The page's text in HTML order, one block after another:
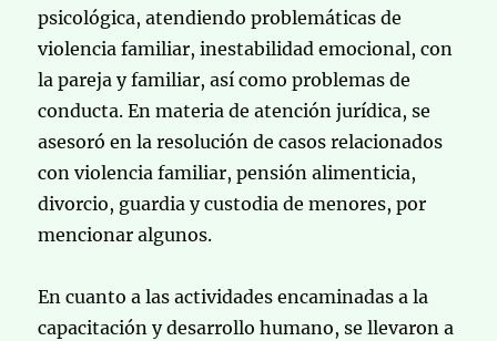
psicológica, atendiendo problemáticas de
violencia familiar, inestabilidad emocional, con
la pareja y familiar, así como problemas de
conducta. En materia de atención jurídica, se
asesoró en la resolución de casos relacionados
con violencia familiar, pensión alimenticia,
divorcio, guardia y custodia de menores, por
mencionar algunos.
En cuanto a las actividades encaminadas a la
capacitación y desarrollo humano, se llevaron a